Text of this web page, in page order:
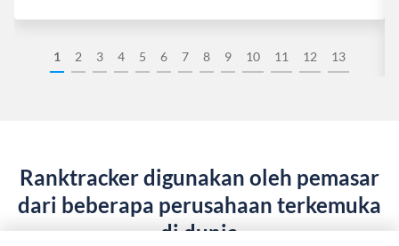
1 2 3 4 5 6 7 8 9 10 11 12 13
Ranktracker digunakan oleh pemasar
dari beberapa perusahaan terkemuka
di dunia